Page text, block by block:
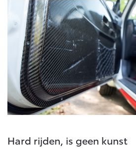
Hard rijden, is geen kunst